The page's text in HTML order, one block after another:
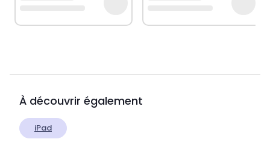
À découvrir également
iPad